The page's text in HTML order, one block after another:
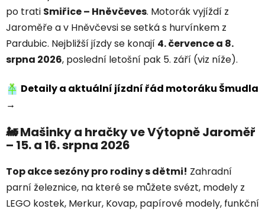
po trati Smiřice – Hněvčeves. Motorák vyjíždí z
Jaroměře a v Hněvčevsi se setká s hurvínkem z
Pardubic. Nejbližší jízdy se konají 4. července a 8.
srpna 2026, poslední letošní pak 5. září (viz níže).
Detaily a aktuální jízdní řád motoráku Šmudla
→
🚂 Mašinky a hračky ve Výtopně Jaroměř
– 15. a 16. srpna 2026
Top akce sezóny pro rodiny s dětmi! Zahradní
parní železnice, na které se můžete svézt, modely z
LEGO kostek, Merkur, Kovap, papírové modely, funkční